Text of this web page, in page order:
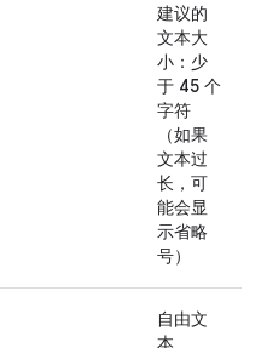
建议的
文本大
小：少
于 45 个
字符
（如果
文本过
长，可
能会显
示省略
号）
自由文
本